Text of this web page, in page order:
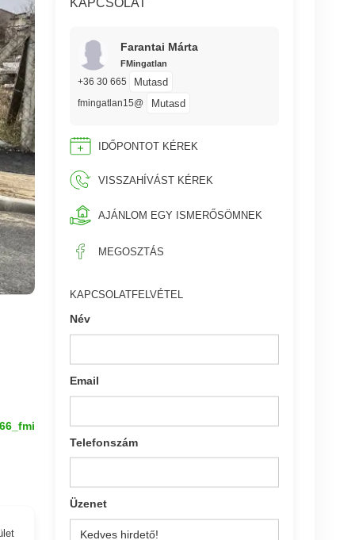
KAPCSOLAT
Farantai Márta
FMingatlan
+36 30 665 Mutasd
fmingatlan15@ Mutasd
IDŐPONTOT KÉREK
VISSZAHÍVÁST KÉREK
AJÁNLOM EGY ISMERŐSÖMNEK
MEGOSZTÁS
KAPCSOLATFELVÉTEL
Név
Email
Telefonszám
Üzenet